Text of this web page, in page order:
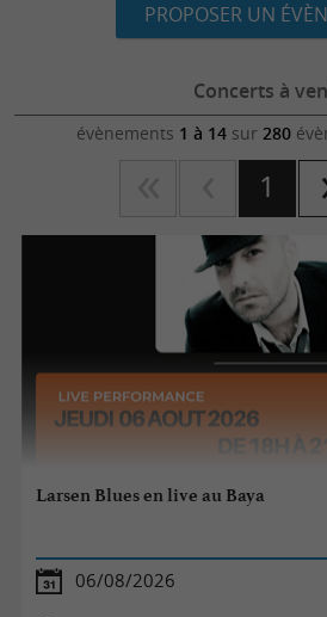
PROPOSER UN
Concerts à
évènements 1 à 14sur 280
1
Larsen Blues en live au Baya
06/08/2026